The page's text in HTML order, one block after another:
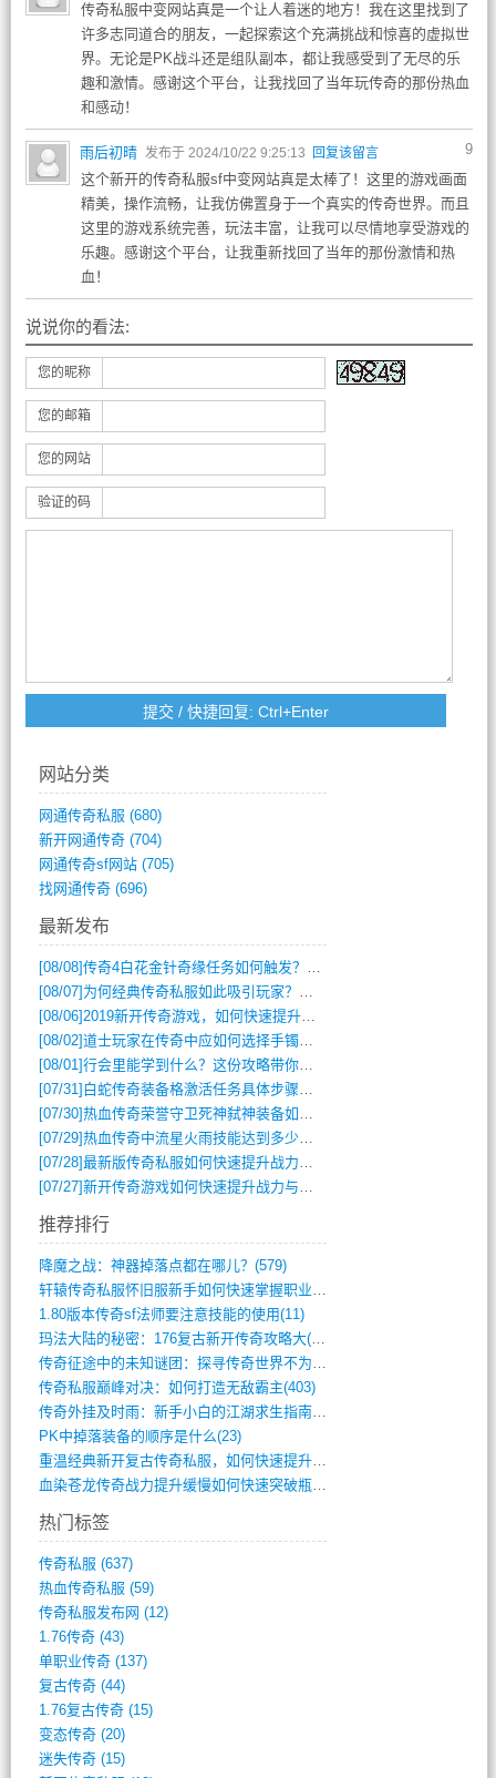
传奇私服中变网站真是一个让人着迷的地方！我在这里找到了
许多志同道合的朋友，一起探索这个充满挑战和惊喜的虚拟世
界。无论是PK战斗还是组队副本，都让我感受到了无尽的乐
趣和激情。感谢这个平台，让我找回了当年玩传奇的那份热血
和感动！
9
雨后初晴 发布于 2024/10/22 9:25:13 回复该留言
这个新开的传奇私服sf中变网站真是太棒了！这里的游戏画面
精美，操作流畅，让我仿佛置身于一个真实的传奇世界。而且
这里的游戏系统完善，玩法丰富，让我可以尽情地享受游戏的
乐趣。感谢这个平台，让我重新找回了当年的那份激情和热
血！
说说你的看法:
您的昵称
您的邮箱
您的网站
验证的码
网站分类
网通传奇私服 (680)
新开网通传奇(704)
网通传奇sf网站(705)
找网通传奇(696)
最新发布
[08/08]传奇4白花金针奇缘任务如何触发？完整攻略解析
[08/07] 为何经典传奇私服如此吸引玩家？深度攻略解析
[08/06]2019新开传奇游戏，如何快速提升角色等级？
[08/02]道士玩家在传奇中应如何选择手镯装备？
[08/01]行会里能学到什么？这份攻略带你全掌握
[07/31] 白蛇传奇装备格激活任务具体步骤是什么？如何完成？
[07/30]热血传奇荣誉守卫死神弑神装备如何获取与佩戴攻略？
[07/29]热血传奇中流星火雨技能达到多少级可以开始练装备？
[07/28]最新版传奇私服如何快速提升战力与获取稀有装备？
[07/27]新开传奇游戏如何快速提升战力与获取稀有装备？
推荐排行
降魔之战：神器掉落点都在哪儿？(579)
轩辕传奇私服怀旧服新手如何快速掌握职业选(993)
1.80版本传奇sf法师要注意技能的使用(11)
玛法大陆的秘密：176复古新开传奇攻略大(486)
传奇征途中的未知谜团：探寻传奇世界不为人(595)
传奇私服巅峰对决：如何打造无敌霸主(403)
传奇外挂及时雨：新手小白的江湖求生指南(802)
PK中掉落装备的顺序是什么(23)
重温经典新开复古传奇私服，如何快速提升等(392)
血染苍龙传奇战力提升缓慢如何快速突破瓶颈(654)
热门标签
传奇私服 (637)
热血传奇私服 (59)
传奇私服发布网 (12)
1.76传奇(43)
单职业传奇(137)
复古传奇(44)
1.76复古传奇(15)
变态传奇(20)
迷失传奇(15)